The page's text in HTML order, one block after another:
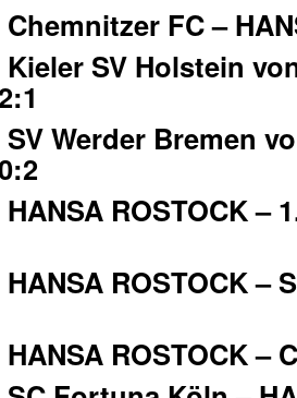
FC –
Kieler SV Holstein
Werder Bremen
ROSTOCK –
ROSTOCK –
HANSA ROSTOCK –